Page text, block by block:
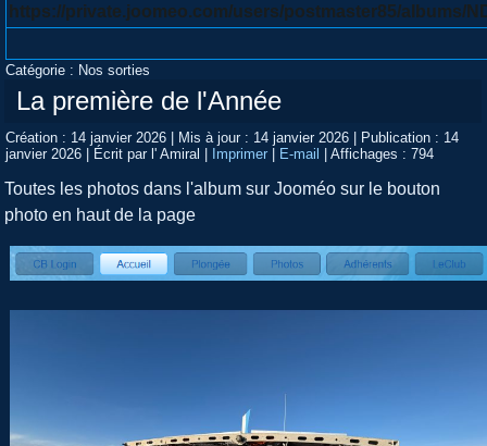
https://private.joomeo.com/users/postmaster85/albums/
Catégorie : Nos sorties
La première de l'Année
Création : 14 janvier 2026 | Mis à jour : 14 janvier 2026 | Publication : 14
janvier 2026 | Écrit par l' Amiral | Imprimer | E-mail |Affichages : 794
Toutes les photos dans l'album sur Jooméo sur le bouton
photo en haut de la page